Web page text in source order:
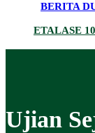
BERITA
ETALASE
Ujian